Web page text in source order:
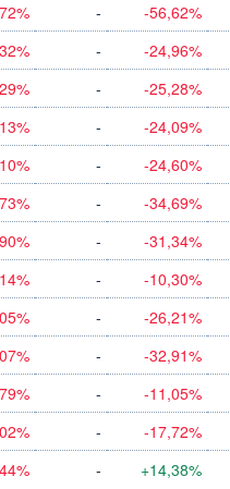
- -56,62%
- -24,96%
- -25,28%
- -24,09%
- -24,60%
- -34,69%
- -31,34%
- -10,30%
- -26,21%
- -32,91%
- -11,05%
- -17,72%
- +14,38%